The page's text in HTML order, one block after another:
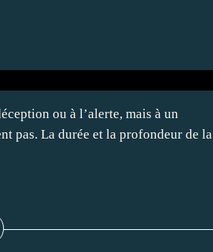
ou à l’alerte, mais à un
pas. La durée et la profondeur de la